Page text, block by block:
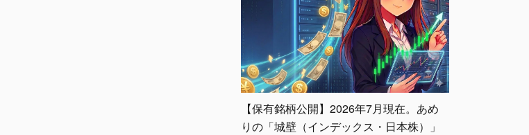
【保有銘柄公開】2026年7月現在。あめ
りの「城壁（インデックス・日本株）」